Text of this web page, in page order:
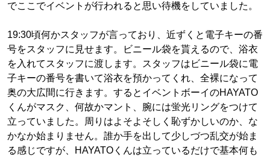
でここでイベントが行われると思い待機をしていました。
19:30頃何かスタッフが言っており、近ずくと電子キーの番
号をスタッフに見せます。ビニール袋を貰えるので、浴衣
を入れてスタッフに渡します。スタッフはビニール袋に電
子キーの番号を書いて浴衣を預かってくれ、全裸になって
奥の大広間に行きます。するとイベントボーイのHAYATO
くんがマスク、何故かマント、腕には蛍光リングをつけて
立っていました。周りはよそよそしく恥ずかしいのか、な
かなか始まりません。誰か手を出して少しづつ乱交が始ま
る感じですが、HAYATOくんは立っているだけで基本何も